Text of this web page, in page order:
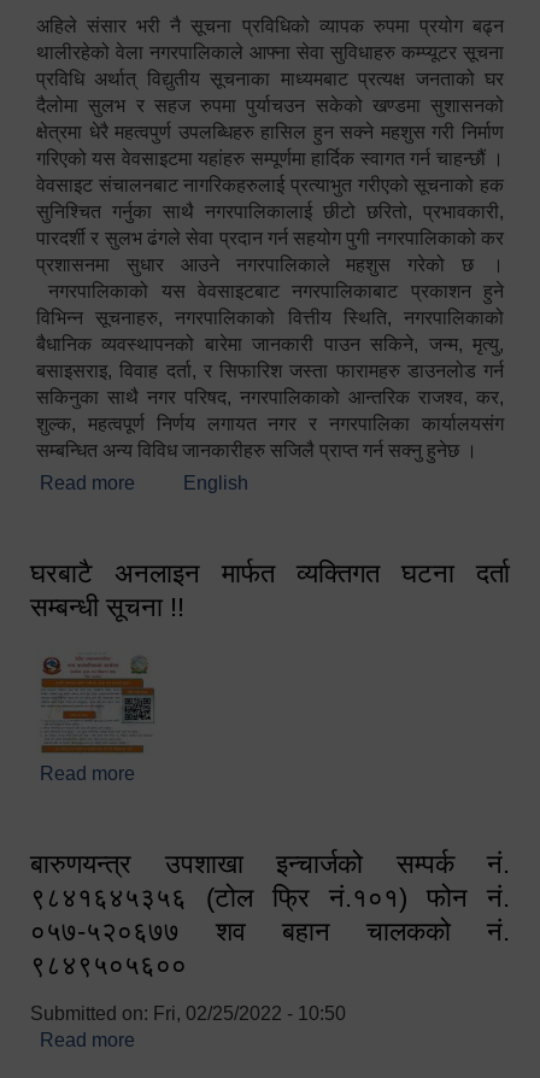
अहिले संसार भरी नै सूचना प्रविधिको व्यापक रुपमा प्रयोग बढ्न
थालीरहेको वेला नगरपालिकाले आफ्ना सेवा सुविधाहरु कम्प्यूटर सूचना
प्रविधि अर्थात् विद्युतीय सूचनाका माध्यमबाट प्रत्यक्ष जनताको घर
दैलोमा सुलभ र सहज रुपमा पुर्याचउन सकेको खण्डमा सुशासनको
क्षेत्रमा धेरै महत्वपुर्ण उपलब्धिहरु हासिल हुन सक्ने महशुस गरी निर्माण
गरिएको यस वेवसाइटमा यहांहरु सम्पूर्णमा हार्दिक स्वागत गर्न चाहन्छौं ।
वेवसाइट संचालनबाट नागरिकहरुलाई प्रत्याभुत गरीएको सूचनाको हक
सुनिश्चित गर्नुका साथै नगरपालिकालाई छीटो छरितो, प्रभावकारी,
पारदर्शी र सुलभ ढंगले सेवा प्रदान गर्न सहयोग पुगी नगरपालिकाको कर
प्रशासनमा सुधार आउने नगरपालिकाले महशुस गरेको छ ।
नगरपालिकाको यस वेवसाइटबाट नगरपालिकाबाट प्रकाशन हुने
विभिन्न सूचनाहरु, नगरपालिकाको वित्तीय स्थिति, नगरपालिकाको
बैधानिक व्यवस्थापनको बारेमा जानकारी पाउन सकिने, जन्म, मृत्यु,
बसाइसराइ, विवाह दर्ता, र सिफारिश जस्ता फारामहरु डाउनलोड गर्न
सकिनुका साथै नगर परिषद, नगरपालिकाको आन्तरिक राजश्व, कर,
शुल्क, महत्वपूर्ण निर्णय लगायत नगर र नगरपालिका कार्यालयसंग
सम्बन्धित अन्य विविध जानकारीहरु सजिलै प्राप्त गर्न सक्नु हुनेछ ।
Read more about स्वागतम!!!
English
घरबाटै अनलाइन मार्फत व्यक्तिगत घटना दर्ता
सम्बन्धी सूचना !!
Read more
बारुणयन्त्र उपशाखा इन्चार्जको सम्पर्क नं.
९८४१६४५३५६ (टोल फ्रि नं.१०१) फोन नं.
०५७-५२०६७७ शव बहान चालकको नं.
९८४९५०५६००
Submitted on: Fri, 02/25/2022 - 10:50
Read more